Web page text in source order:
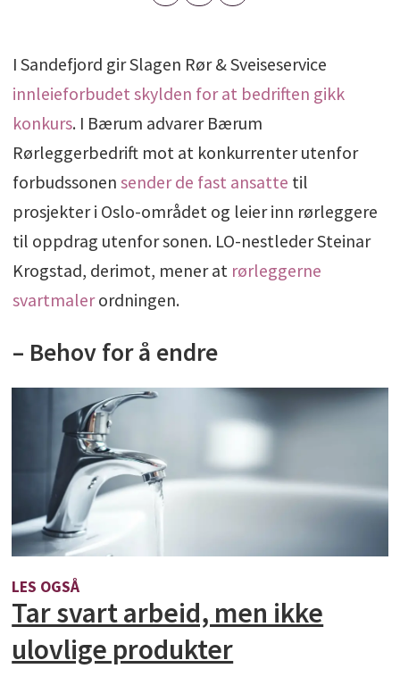
I Sandefjord gir Slagen Rør & Sveiseservice
innleieforbudet skylden for at bedriften gikk
konkurs. I Bærum advarer Bærum
Rørleggerbedrift mot at konkurrenter utenfor
forbudssonen sender de fast ansatte til
prosjekter i Oslo-området og leier inn rørleggere
til oppdrag utenfor sonen. LO-nestleder Steinar
Krogstad, derimot, mener at rørleggerne
svartmalerordningen.
– Behov for å endre
LES OGSÅ
Tar svart arbeid, men ikke
ulovlige produkter